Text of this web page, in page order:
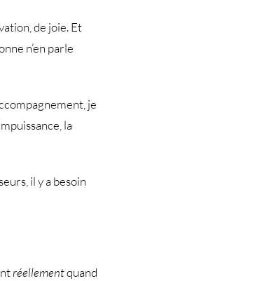
de joie. Et
n’en parle
je
la
il y a besoin
réellementquand